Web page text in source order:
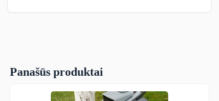
Panašūs produktai